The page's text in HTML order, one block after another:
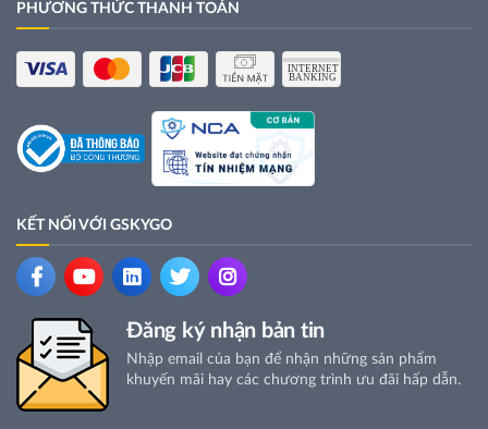
PHƯƠNG THỨC THANH TOÁN
KẾT NỐI VỚI GSKYGO
Đăng ký nhận bản tin
Nhập email của bạn để nhận những sản phẩm
khuyến mãi hay các chương trình ưu đãi hấp dẫn.